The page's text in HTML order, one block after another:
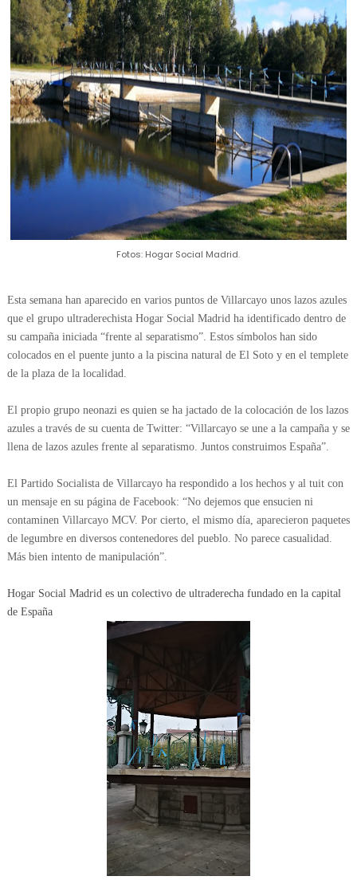
Fotos: Hogar Social Madrid.
Esta semana han aparecido en varios puntos de Villarcayo unos lazos azules
que el grupo ultraderechista Hogar Social Madrid ha identificado dentro de
su campaña iniciada “frente al separatismo”. Estos símbolos han sido
colocados en el puente junto a la piscina natural de El Soto y en el templete
de la plaza de la localidad.
El propio grupo neonazi es quien se ha jactado de la colocación de los lazos
azules a través de su cuenta de Twitter: “Villarcayo se une a la campaña y se
llena de lazos azules frente al separatismo. Juntos construimos España”.
El Partido Socialista de Villarcayo ha respondido a los hechos y al tuit con
un mensaje en su página de Facebook: “No dejemos que ensucien ni
contaminen Villarcayo MCV. Por cierto, el mismo día, aparecieron paquetes
de legumbre en diversos contenedores del pueblo. No parece casualidad.
Más bien intento de manipulación”.
Hogar Social Madrid es un colectivo de ultraderecha fundado en la capital
de España